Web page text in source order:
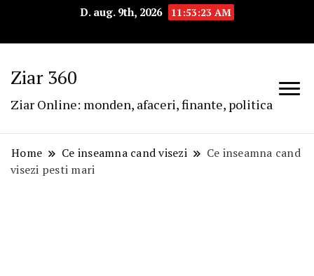
D. aug. 9th, 2026 11:53:24 AM
Ziar 360
Ziar Online: monden, afaceri, finante, politica
Home Ce inseamna cand visezi
Ce inseamna cand
visezi pesti mari